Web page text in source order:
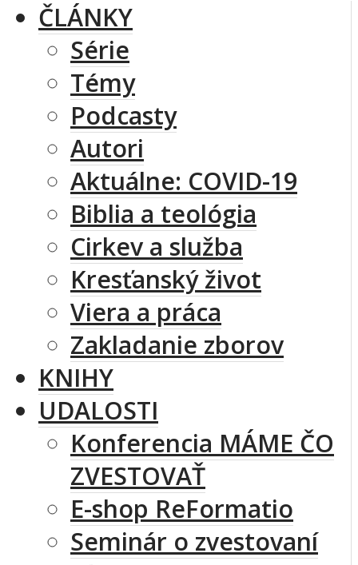
ČLÁNKY
Série
Témy
Podcasty
Autori
Aktuálne: COVID-19
Biblia a teológia
Cirkev a služba
Kresťanský život
Viera a práca
Zakladanie zborov
KNIHY
UDALOSTI
Konferencia MÁME ČO
ZVESTOVAŤ
E-shop ReFormatio
Seminár o zvestovaní